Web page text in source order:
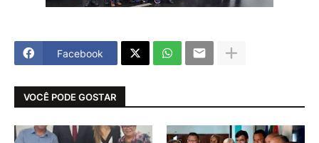
Facebook
VOCÊ PODE GOSTAR